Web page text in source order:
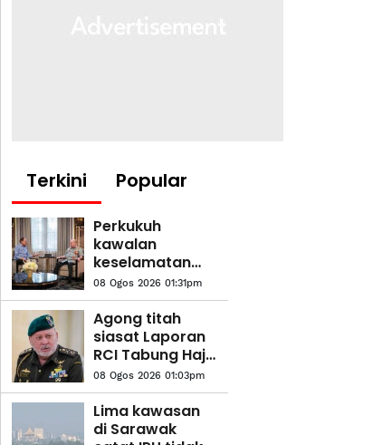
Terkini Popular
Perkukuh
kawalan
keselamatan
semua
lapangan
terbang, pintu
masuk negara,
titah Agong
08 Ogos 2026 01:31pm
Agong titah
siasat Laporan
RCI Tabung Haji
'sehingga ke
lubang cacing'
08 Ogos 2026 01:03pm
Lima kawasan
di Sarawak